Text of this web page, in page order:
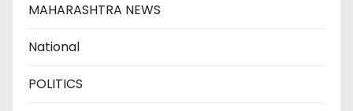
MAHARASHTRA NEWS
National
POLITICS